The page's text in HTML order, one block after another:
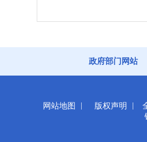
政府部门网站
网站地图 | 版权声明 |